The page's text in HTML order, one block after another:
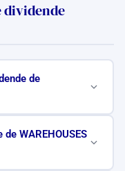
dividende
de
WAREHOUSES